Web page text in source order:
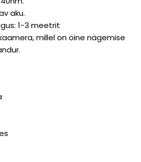
aku.
1-3 meetrit
millel on öine nägemise